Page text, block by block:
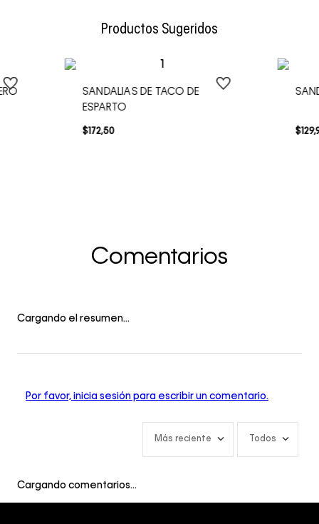
Productos Sugeridos
SANDALIAS DE TACO DE
ESPARTO
$172,50 $129,
Comentarios
Cargando el resumen…
Por favor, inicia sesión para escribir un comentario.
Más reciente Todos
Cargando comentarios…